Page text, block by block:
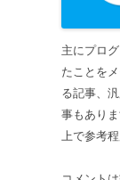
主にプロ
たことを
る記事、
事もあり
上で参考